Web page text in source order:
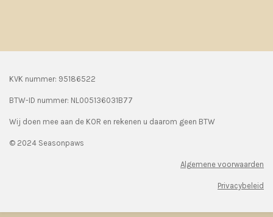
KVK nummer: 95186522
BTW-ID nummer: NL005136031B77
Wij doen mee aan de KOR en rekenen u daarom geen BTW
© 2024 Seasonpaws
Algemene voorwaarden
Privacybeleid